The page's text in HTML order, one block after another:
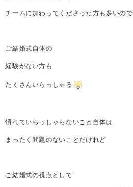
チームに加わってくださった方も多いので
ご結婚式自体の
経験がない方も
たくさんいらっしゃる
慣れていらっしゃらないこと自体は
まったく問題のないことだけれど
ご結婚式の視点として